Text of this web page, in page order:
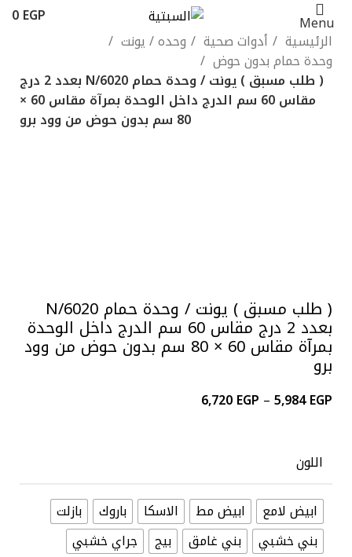
Menu
0EGP
الرئيسية
أدوات صحية
وحده / يونت
وحدة حمام بدون حوض
( طلب مسبق ) يونت / وحدة حمام N/6020 بعدد 2 درج
مقاس 60 سم الدرج داخل الوحدة بمرآة مقاس 60 ×
80 سم بدون حوض من وود برو
( طلب مسبق ) يونت / وحدة حمام N/6020
بعدد 2 درج مقاس 60 سم الدرج داخل الوحدة
بمرآة مقاس 60 × 80 سم بدون حوض من وود
برو
5,984EGP
–
6,720EGP
اللون
ابيض لامع
ابيض مط الاسكا باروك
بازلت
بني خشبي
بني غامق بيج
جراي خشبي